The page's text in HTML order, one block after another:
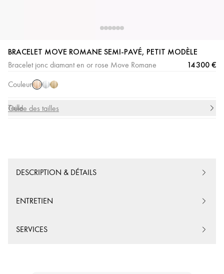
BRACELET MOVE ROMANE SEMI-PAVÉ, PETIT MODÈLE
Bracelet jonc diamant en or rose Move Romane 14 300 €
Couleur
Rose
Or
Blanc
Or
Jaune
Guide des tailles
Taille
DESCRIPTION & DÉTAILS
ENTRETIEN
SERVICES